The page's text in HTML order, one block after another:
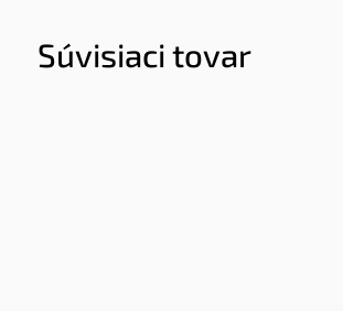
Súvisiaci tovar